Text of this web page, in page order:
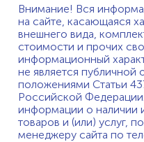
Внимание! Вся
на сайте, касающаяся
внешнего вида,
стоимости и прочих
информационный
не является
положениями Статьи
Российской
информации о наличии
товаров и (или) услуг,
менеджеру сайта по